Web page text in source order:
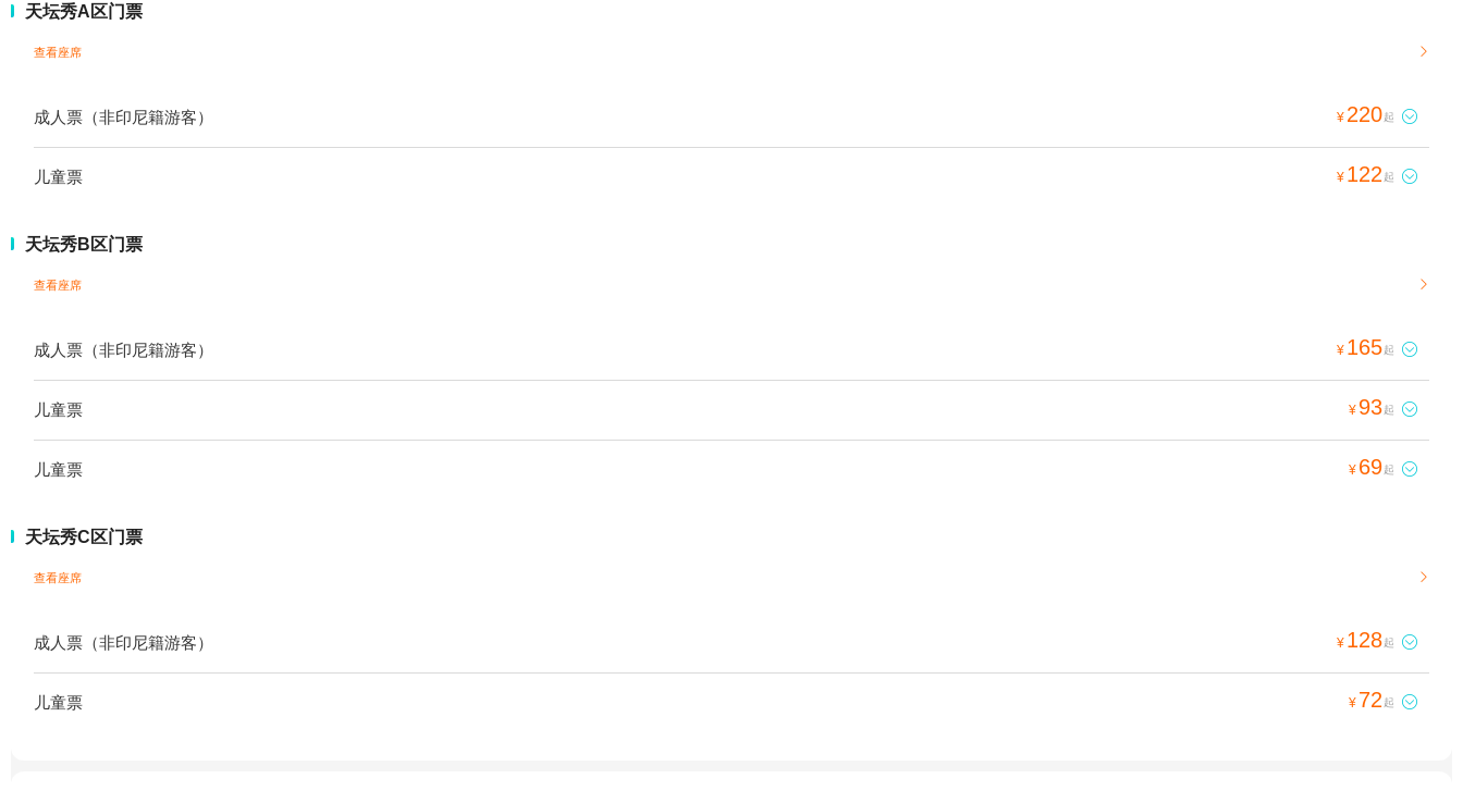
天坛秀A区门票
查看座席 
成人票（非印尼籍游客） ¥ 220起 
儿童票 ¥ 122 起 
天坛秀B区门票
查看座席 
成人票（非印尼籍游客） ¥ 165起 
儿童票 ¥ 93起 
儿童票 ¥ 69起 
天坛秀C区门票
查看座席 
成人票（非印尼籍游客） ¥ 128起 
儿童票 ¥ 72 起 